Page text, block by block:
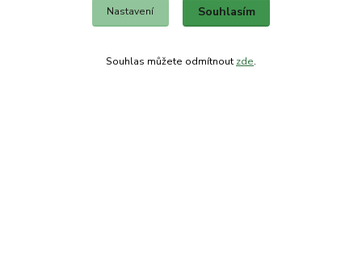
Nastavení Souhlasím
Souhlas můžete odmítnout zde.